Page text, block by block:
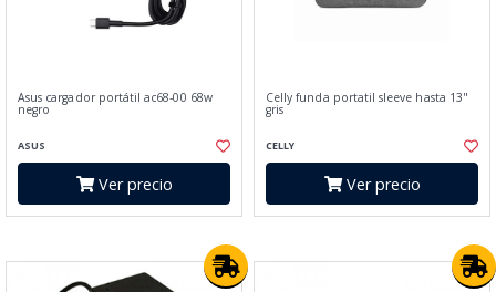
Asus cargador portátil ac68-00 68w
negro
ASUS
Ver precio
Celly funda portatil sleeve hasta 13"
gris
CELLY
Ver precio